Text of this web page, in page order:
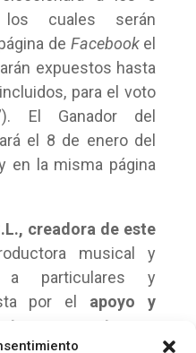
los cuales serán
de Facebookel
expuestos hasta
para el voto
El Ganador del
el 8 de enero del
en la misma página
creadora de este
musical y
a particulares y
por el apoyo y
emergentes.